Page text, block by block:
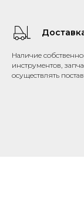
Наличие
инструментов,
осуществлять